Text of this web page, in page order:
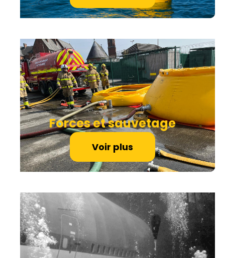
Forces et sauvetage
Voir plus